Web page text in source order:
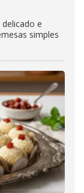
e
simples